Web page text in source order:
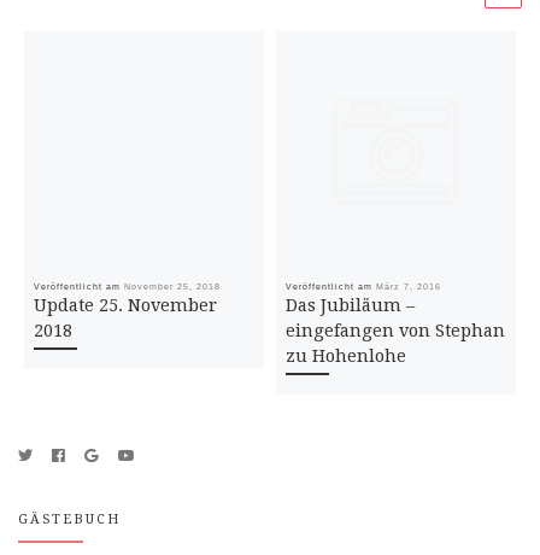
Veröffentlicht am November 25, 2018
Update 25. November
2018
Veröffentlicht am März 7, 2016
Das Jubiläum –
eingefangen von Stephan
zu Hohenlohe
GÄSTEBUCH